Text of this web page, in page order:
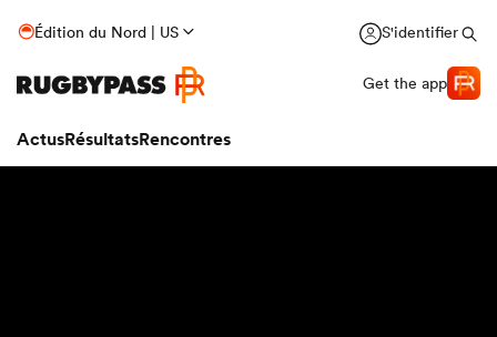
Édition du Nord | US S'identifier
Get the app
ActusRésultatsRencontres